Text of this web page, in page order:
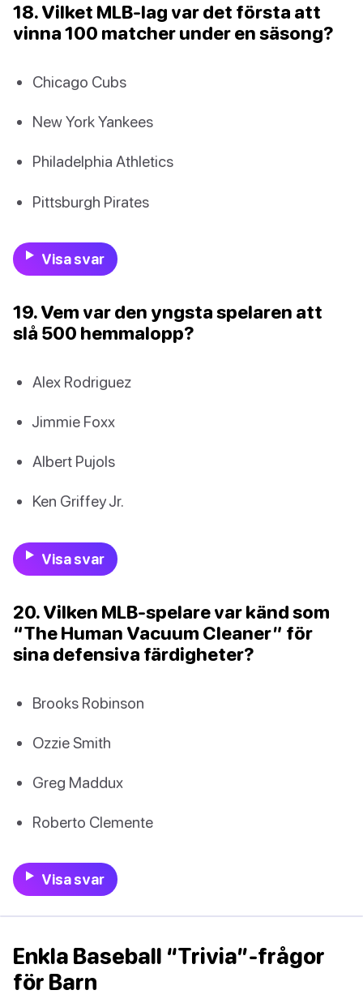
18. Vilket MLB-lag var det första att
vinna 100 matcher under en säsong?
Chicago Cubs
New York Yankees
Philadelphia Athletics
Pittsburgh Pirates
Visa svar
19. Vem var den yngsta spelaren att
slå 500 hemmalopp?
Alex Rodriguez
Jimmie Foxx
Albert Pujols
Ken Griffey Jr.
Visa svar
20. Vilken MLB-spelare var känd som
“The Human Vacuum Cleaner” för
sina defensiva färdigheter?
Brooks Robinson
Ozzie Smith
Greg Maddux
Roberto Clemente
Visa svar
Enkla Baseball “Trivia”-frågor
för Barn